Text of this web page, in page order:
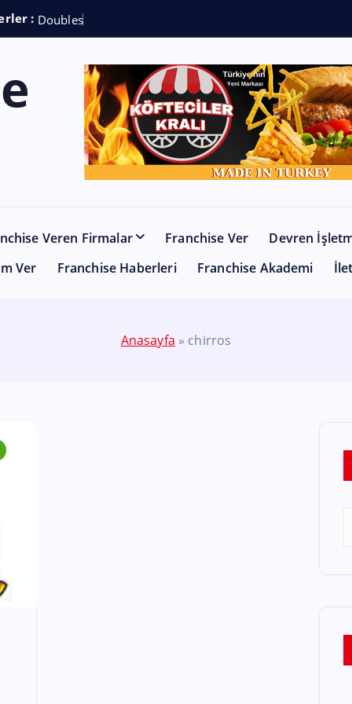
: Doublesh
Veren Firmalar Franchise Ver
Devren
Ver Franchise Haberleri Franchise Akademi
Anasayfa » chirros